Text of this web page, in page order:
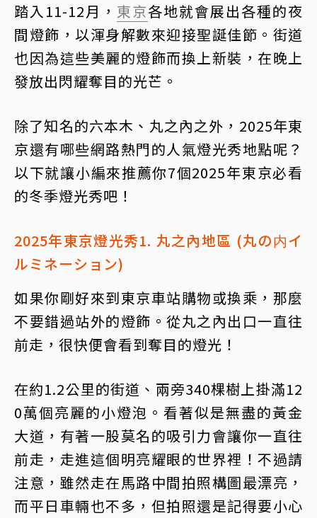
踏入11-12月， 東京各地就會展出各種的夜
間燈飾，以渾身解數來迎接聖誕佳節。街道
也因為這些美麗的燈飾而換上新裝，在晚上
發放出閃耀奪目的光芒。
除了知名的六本木、丸之內之外，2025年東
京還有哪些網路熱門的人氣燈光秀地點呢？
以下就讓小編來推薦你7個2025年東京必看
的冬季燈光秀吧！
2025年東京燈光秀1. 丸之內地區 (丸の内イ
ルミネーション)
如果你剛好來到東京車站購物或換乘，那麼
不要錯過站外的燈飾。從丸之內出口一直往
前走，很快便會看到奪目的燈光！
在約1.2公里的街道、兩旁340棵樹上掛滿12
0萬個亮麗的小燈泡。看著似是無盡的黃金
大道，有著一股莫名的吸引力會讓你一直往
前走，走進這個明亮耀眼的世界裡！不過請
注意，雖然走在馬路中間拍照構圖最漂亮，
而平日車輛也不多，但拍照還是記得要小心